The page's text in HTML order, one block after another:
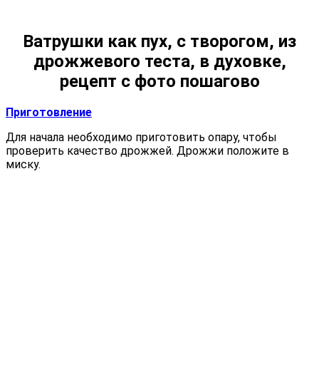
Ватрушки как пух, с творогом, из
дрожжевого теста, в духовке,
рецепт с фото пошагово
Приготовление
Для начала необходимо приготовить опару, чтобы
проверить качество дрожжей. Дрожжи положите в
миску.